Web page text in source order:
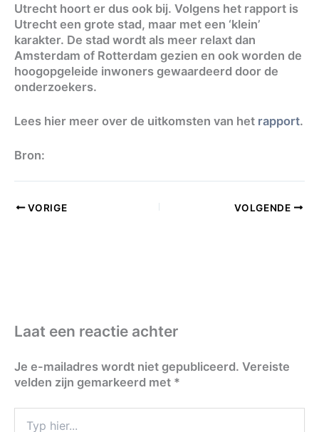
Utrecht hoort er dus ook bij. Volgens het rapport is
Utrecht een grote stad, maar met een ‘klein’
karakter. De stad wordt als meer relaxt dan
Amsterdam of Rotterdam gezien en ook worden de
hoogopgeleide inwoners gewaardeerd door de
onderzoekers.
Lees hier meer over de uitkomsten van het rapport.
Bron:
VORIGE VOLGENDE
Laat een reactie achter
Je e-mailadres wordt niet gepubliceerd. Vereiste
velden zijn gemarkeerd met *
hier...